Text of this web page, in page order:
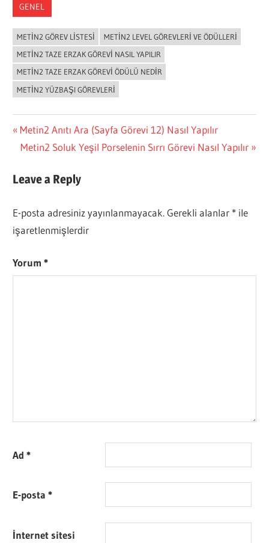
GENEL
METIN2 GÖREV LISTESI
METIN2 LEVEL GÖREVLERI VE ÖDÜLLERI
METIN2 TAZE ERZAK GÖREVI NASIL YAPILIR
METIN2 TAZE ERZAK GÖREVI ÖDÜLÜ NEDIR
METIN2 YÜZBAŞI GÖREVLERI
Yazı
gezinmesi
Previous
Post:
Metin2 Anıtı Ara (Sayfa Görevi 12) Nasıl Yapılır
Next
Metin2 Soluk Yeşil Porselenin Sırrı Görevi Nasıl Yapılır
Leave a Reply
E-posta adresiniz yayınlanmayacak. Gerekli alanlar * ile
işaretlenmişlerdir
Yorum*
Ad*
E-posta*
İnternet sitesi